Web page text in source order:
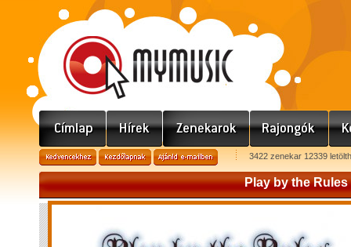
3422 zenekar 12339
Play by the Rules